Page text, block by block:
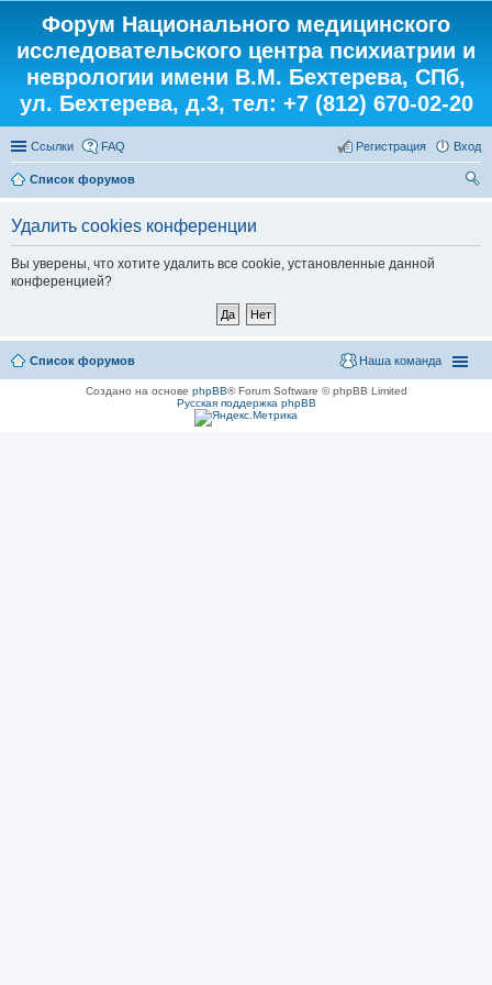
Форум Национального медицинского
исследовательского центра психиатрии и
неврологии имени В.М. Бехтерева, СПб,
ул. Бехтерева, д.3, тел: +7 (812) 670-02-20
Ссылки FAQ Вход
Регистрация
Список форумов
Удалить cookies конференции
Вы уверены, что хотите удалить все cookie, установленные данной
конференцией?
Список форумов Наша команда
Создано на основе phpBB® Forum Software © phpBB Limited
Русская поддержка phpBB